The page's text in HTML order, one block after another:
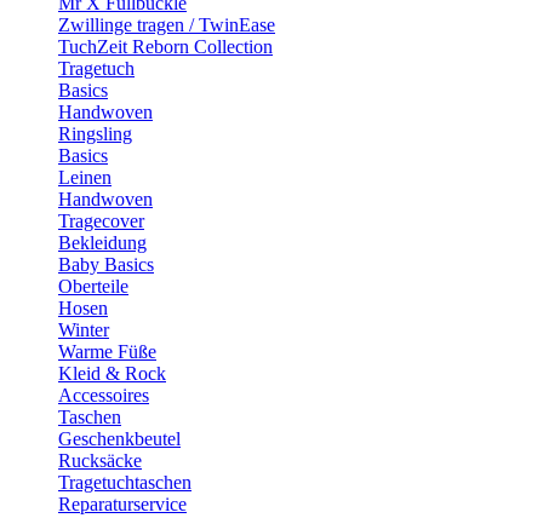
Zwillinge tragen / TwinEase
TuchZeit Reborn Collection
Tragetuch
Basics
Handwoven
Ringsling
Basics
Leinen
Handwoven
Tragecover
Bekleidung
Baby Basics
Oberteile
Hosen
Winter
Warme Füße
Kleid & Rock
Accessoires
Taschen
Geschenkbeutel
Rucksäcke
Tragetuchtaschen
Reparaturservice